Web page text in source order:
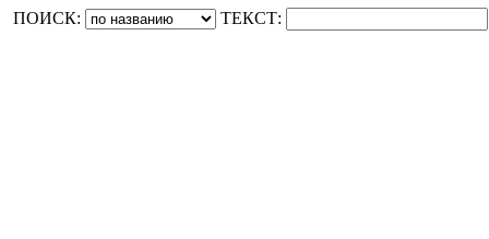
ПОИСК: ТЕКСТ: